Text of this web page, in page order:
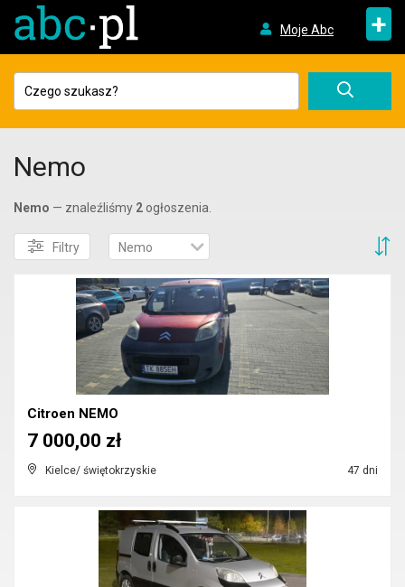
Moje Abc +
Nemo
Nemo — znaleźliśmy 2 ogłoszenia.
Filtry Nemo
Citroen NEMO
Kielce/ świętokrzyskie 47 dni
7 000,00 zł